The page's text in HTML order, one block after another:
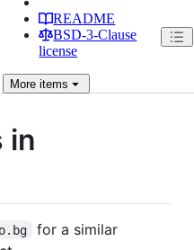
README
BSD-3-Clause
license
More items
in
for a similar